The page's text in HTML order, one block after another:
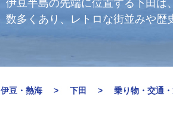
伊豆半島の先端に位置する下田は
数多くあり、レトロな街並みや歴
伊豆・熱海 下田 乗り物・交通